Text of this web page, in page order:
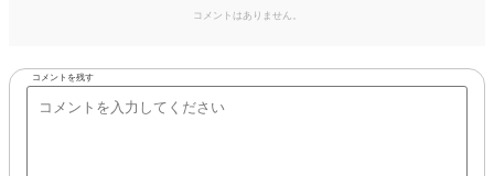
コメントはありません。
コメントを残す